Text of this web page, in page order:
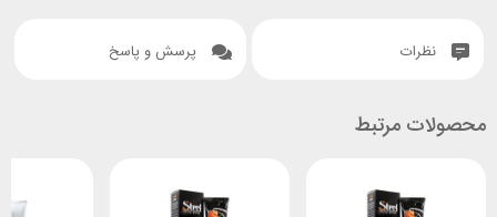
نظرات پرسش و پاسخ
محصولات مرتبط